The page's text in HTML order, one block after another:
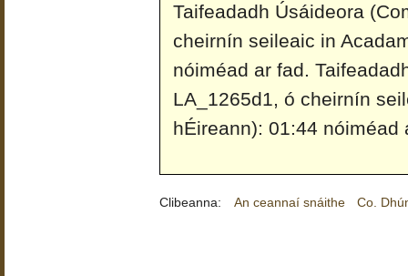
Taifeadadh Úsáideora
cheirnín seileaic in
nóiméad ar fad.
LA_1265d1, ó cheirnín
hÉireann): 01:44 nóiméad
Clibeanna: An ceannaí snáithe Co.